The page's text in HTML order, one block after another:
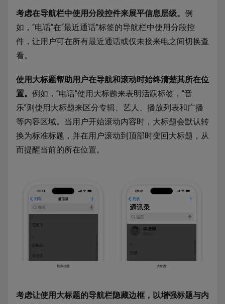
考虑在导航栏中使用分段控件来展平信息层级。 例
如，“电话”在“最近通话”标签的导航栏中使用分段控
件，让用户可在所有最近通话或仅未接来电之间切换查
看。
使用大标题帮助用户在导航和滚动时始终清楚其所在位
置。 例如，“电话”使用大标题来表明活跃标签，“音
乐”则使用大标题来区分专辑、艺人、播放列表和广播
等内容区域。当用户开始滚动内容时，大标题会默认转
换为标准标题，并在用户滚动到顶部时变回大标题，从
而提醒当前的所在位置。
考虑让使用大标题的导航栏隐藏边框，以增强标题与内